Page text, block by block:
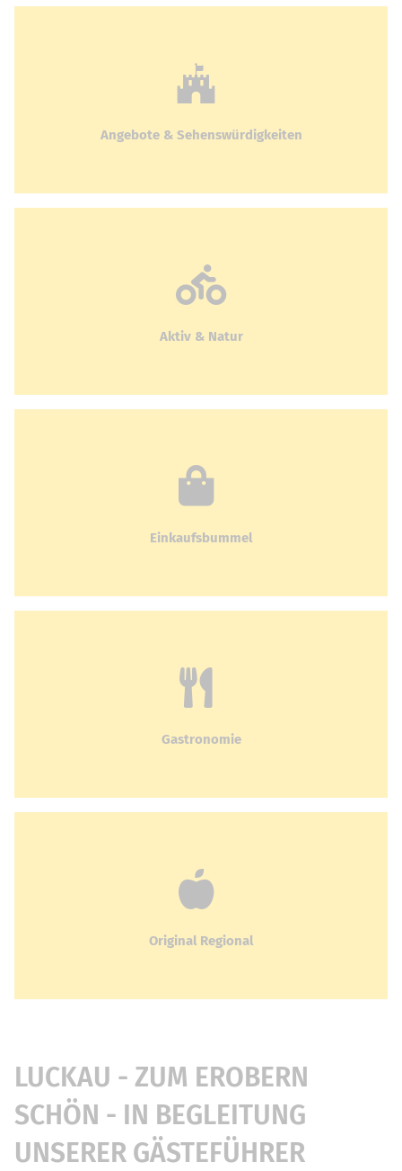
Angebote & Sehenswürdigkeiten
Aktiv & Natur
Einkaufsbummel
Gastronomie
Original Regional
LUCKAU - ZUM EROBERN
SCHÖN - IN BEGLEITUNG
UNSERER GÄSTEFÜHRER